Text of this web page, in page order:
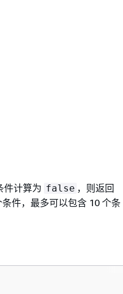
件计算为 false ，则返回
件，最多可以包含 10 个条